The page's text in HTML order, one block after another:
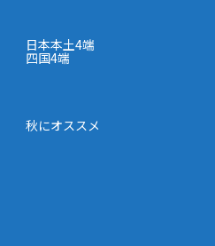
日本本土4端
四国4端
秋にオススメ